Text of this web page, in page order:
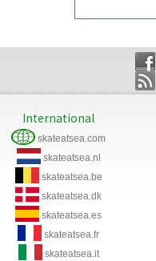
International
skateatsea.com
skateatsea.nl
skateatsea.be
skateatsea.dk
skateatsea.es
skateatsea.fr
skateatsea.it